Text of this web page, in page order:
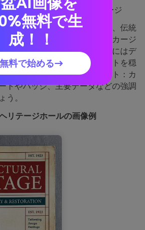
パンフレットや卒業生向けページ
合いは、古い図書館や革製品、伝統
ます。見出しや区切り線にはカージ
使い、本文やナビゲーションにはデ
ープやセージグレーがパレットを穏
読みやすくなります。ポイント：カ
トやバッジ、主要データなどの強調
う。
リテージホールの画像例
無料で生
成！！
無料で始める→